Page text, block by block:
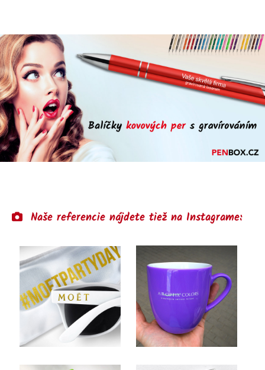
Naše referencie nájdete tiež na Instagrame: